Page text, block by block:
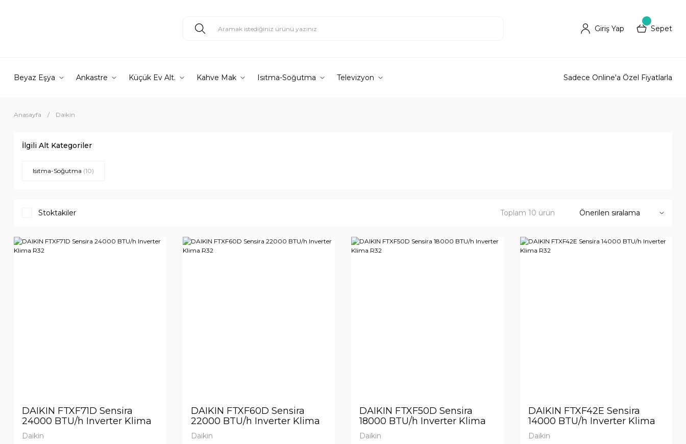
Giriş Yap Sepet
Beyaz Eşya Ankastre Küçük Ev Alt. Kahve Mak Isıtma-Soğutma Televizyon Sadece Online'a Özel Fiyatlarla
Anasayfa Daikin
İlgili Alt Kategoriler
Isıtma-Soğutma (10)
Stoktakiler Toplam 10 ürün
DAIKIN FTXF71D Sensira
24000 BTU/h Inverter Klima
R32
Daikin
DAIKIN FTXF60D Sensira
22000 BTU/h Inverter Klima
R32
Daikin
DAIKIN FTXF50D Sensira
18000 BTU/h Inverter Klima
R32
Daikin
DAIKIN FTXF42E Sensira
14000 BTU/h Inverter Klima
R32
Daikin